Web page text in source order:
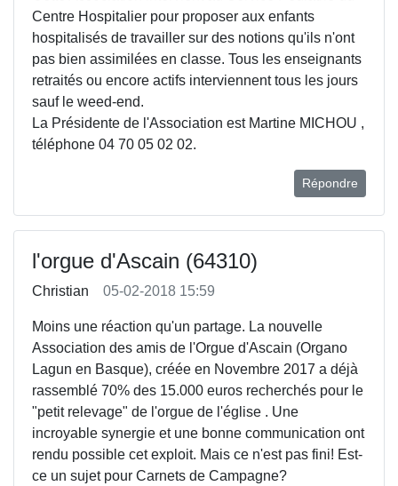
Centre Hospitalier pour proposer aux enfants
hospitalisés de travailler sur des notions qu'ils n'ont
pas bien assimilées en classe. Tous les enseignants
retraités ou encore actifs interviennent tous les jours
sauf le weed-end.
La Présidente de l'Association est Martine MICHOU ,
téléphone 04 70 05 02 02.
Répondre
l'orgue d'Ascain (64310)
Christian 05-02-2018 15:59
Moins une réaction qu'un partage. La nouvelle
Association des amis de l'Orgue d'Ascain (Organo
Lagun en Basque), créée en Novembre 2017 a déjà
rassemblé 70% des 15.000 euros recherchés pour le
"petit relevage" de l'orgue de l'église . Une
incroyable synergie et une bonne communication ont
rendu possible cet exploit. Mais ce n'est pas fini! Est-
ce un sujet pour Carnets de Campagne?